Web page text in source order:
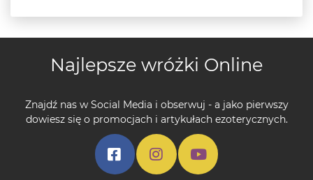
Najlepsze wróżki Online
Znajdź nas w Social Media i obserwuj - a jako pierwszy
dowiesz się o promocjach i artykułach ezoterycznych.